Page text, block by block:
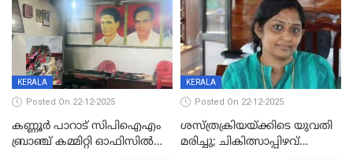
KERALA
Posted On 22-12-2025
കണ്ണൂർ പാറാട് സിപിഐഎം
ബ്രാഞ്ച് കമ്മിറ്റി ഓഫിസിൽ
KERALA
Posted On 22-12-2025
ശസ്ത്രക്രിയയ്‌ക്കിടെ യുവതി
മരിച്ചു; ചികിത്സാപ്പിഴവ്